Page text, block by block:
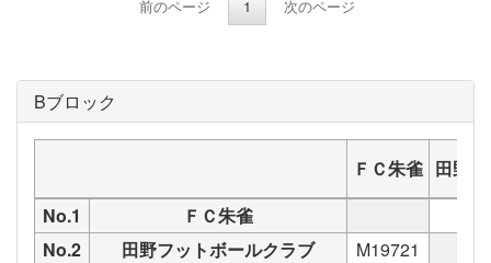
前のページ
1 次のページ
Bブロック
ＦＣ朱雀 田野
No.1
ＦＣ朱雀
No.2
田野フットボールクラブ
M19721